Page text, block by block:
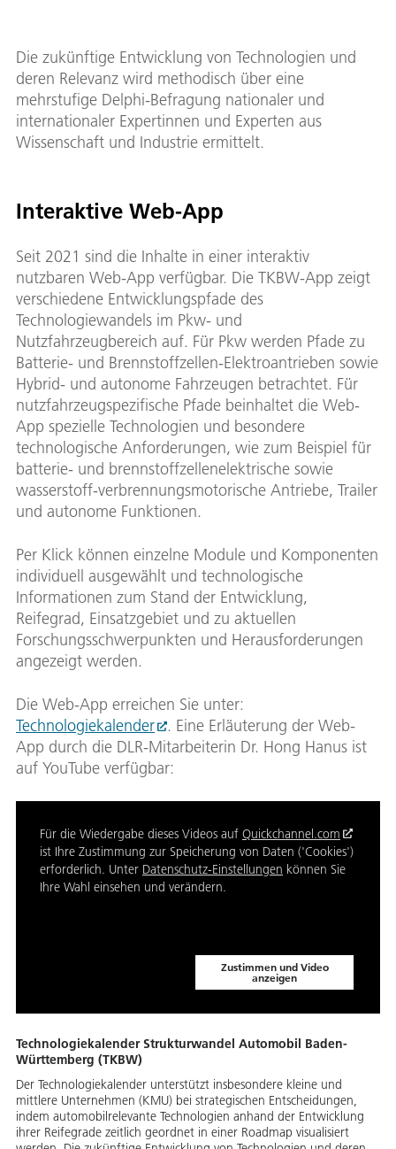
Die zukünftige Entwicklung von Technologien und
deren Relevanz wird methodisch über eine
mehrstufige Delphi-Befragung nationaler und
internationaler Expertinnen und Experten aus
Wissenschaft und Industrie ermittelt.
Interaktive Web-App
Seit 2021 sind die Inhalte in einer interaktiv
nutzbaren Web-App verfügbar. Die TKBW-App zeigt
verschiedene Entwicklungspfade des
Technologiewandels im Pkw- und
Nutzfahrzeugbereich auf. Für Pkw werden Pfade zu
Batterie- und Brennstoffzellen-Elektroantrieben sowie
Hybrid- und autonome Fahrzeugen betrachtet. Für
nutzfahrzeugspezifische Pfade beinhaltet die Web-
App spezielle Technologien und besondere
technologische Anforderungen, wie zum Beispiel für
batterie- und brennstoffzellenelektrische sowie
wasserstoff-verbrennungsmotorische Antriebe, Trailer
und autonome Funktionen.
Per Klick können einzelne Module und Komponenten
individuell ausgewählt und technologische
Informationen zum Stand der Entwicklung,
Reifegrad, Einsatzgebiet und zu aktuellen
Forschungsschwerpunkten und Herausforderungen
angezeigt werden.
Die Web-App erreichen Sie unter:
Technologiekalender
. Eine Erläuterung der Web-
App durch die DLR-Mitarbeiterin Dr. Hong Hanus ist
auf YouTube verfügbar:
Für die Wiedergabe dieses Videos auf Quickchannel.com
ist Ihre Zustimmung zur Speicherung von Daten ('Cookies')
erforderlich. Unter Datenschutz-Einstellungen können Sie
Ihre Wahl einsehen und verändern.
Zustimmen und Video
anzeigen
Technologiekalender Strukturwandel Automobil Baden-
Württemberg (TKBW)
Der Technologiekalender unterstützt insbesondere kleine und
mittlere Unternehmen (KMU) bei strategischen Entscheidungen,
indem automobilrelevante Technologien anhand der Entwicklung
ihrer Reifegrade zeitlich geordnet in einer Roadmap visualisiert